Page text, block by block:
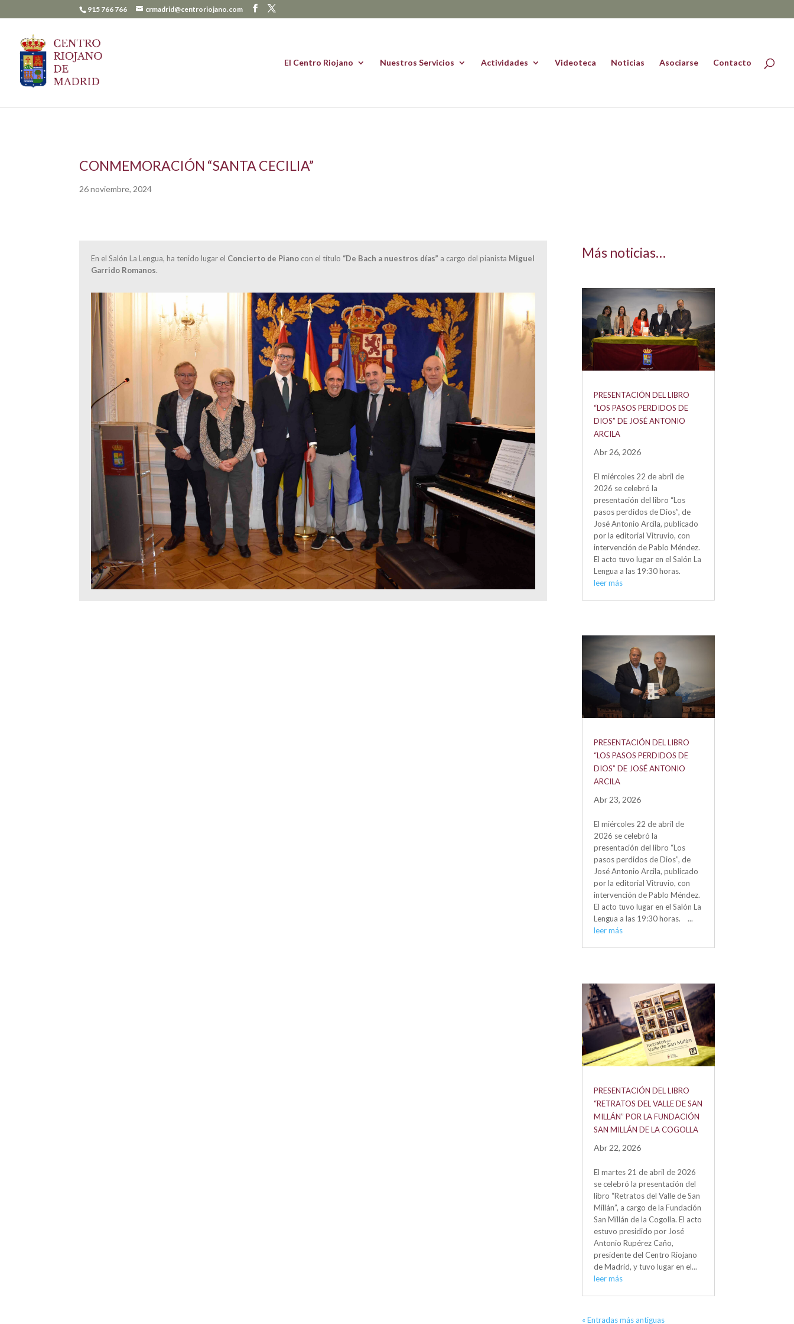
915 766 766 crmadrid@centroriojano.com
El Centro Riojano Nuestros Servicios Actividades Videoteca Noticias Asociarse Contacto
CONMEMORACIÓN “SANTA CECILIA”
26 noviembre, 2024
En el Salón La Lengua, ha tenido lugar el Concierto de Piano con el título “De Bach a nuestros días” a cargo del pianista Miguel
Garrido Romanos.
Más noticias…
PRESENTACIÓN DEL LIBRO
“LOS PASOS PERDIDOS DE
DIOS” DE JOSÉ ANTONIO
ARCILA
Abr 26, 2026
El miércoles 22 de abril de
2026 se celebró la
presentación del libro “Los
pasos perdidos de Dios”, de
José Antonio Arcila, publicado
por la editorial Vitruvio, con
intervención de Pablo Méndez.
El acto tuvo lugar en el Salón La
Lengua a las 19:30 horas.
leer más
PRESENTACIÓN DEL LIBRO
“LOS PASOS PERDIDOS DE
DIOS” DE JOSÉ ANTONIO
ARCILA
Abr 23, 2026
El miércoles 22 de abril de
2026 se celebró la
presentación del libro “Los
pasos perdidos de Dios”, de
José Antonio Arcila, publicado
por la editorial Vitruvio, con
intervención de Pablo Méndez.
El acto tuvo lugar en el Salón La
Lengua a las 19:30 horas. ...
leer más
PRESENTACIÓN DEL LIBRO
“RETRATOS DEL VALLE DE SAN
MILLÁN” POR LA FUNDACIÓN
SAN MILLÁN DE LA COGOLLA
Abr 22, 2026
El martes 21 de abril de 2026
se celebró la presentación del
libro “Retratos del Valle de San
Millán”, a cargo de la Fundación
San Millán de la Cogolla. El acto
estuvo presidido por José
Antonio Rupérez Caño,
presidente del Centro Riojano
de Madrid, y tuvo lugar en el...
leer más
« Entradas más antiguas